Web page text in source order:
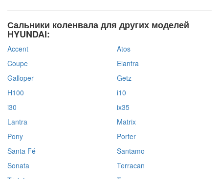
Сальники коленвала для других моделей
HYUNDAI:
Accent
Atos
Coupe
Elantra
Galloper
Getz
H100
i10
i30
ix35
Lantra
Matrix
Pony
Porter
Santa Fé
Santamo
Sonata
Terracan